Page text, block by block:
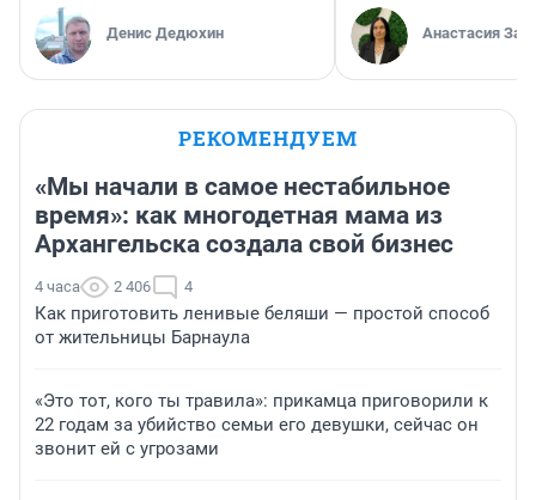
Денис Дедюхин Анастасия
РЕКОМЕНДУЕМ
«Мы начали в самое нестабильное
время»: как многодетная мама из
Архангельска создала свой бизнес
4 часа 2 406 4
Как приготовить ленивые беляши — простой способ
от жительницы Барнаула
«Это тот, кого ты травила»: прикамца приговорили к
22 годам за убийство семьи его девушки, сейчас он
звонит ей с угрозами